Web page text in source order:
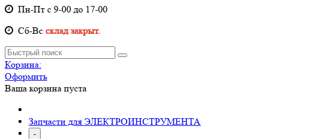
Пн-Пт с 9-00 до 17-00
Cб-Вс склад закрыт.
Корзина:
Оформить
Ваша корзина пуста
Запчасти для ЭЛЕКТРОИНСТРУМЕНТА
-